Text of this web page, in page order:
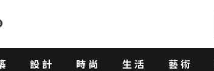
設計 時尚 生活 藝術